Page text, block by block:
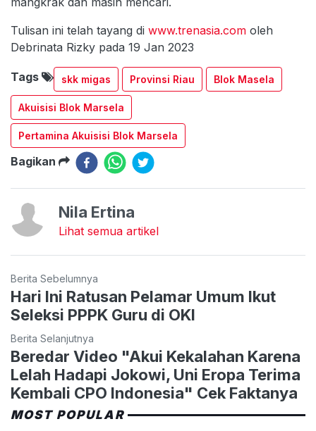
Tulisan ini telah tayang di www.trenasia.com oleh
Debrinata Rizky pada 19 Jan 2023
Tags skk migas Provinsi Riau Blok Masela
Akuisisi Blok Marsela
Pertamina Akuisisi Blok Marsela
Bagikan
Nila Ertina
Lihat semua artikel
Berita Sebelumnya
Hari Ini Ratusan Pelamar Umum Ikut
Seleksi PPPK Guru di OKI
Berita Selanjutnya
Beredar Video "Akui Kekalahan Karena
Lelah Hadapi Jokowi, Uni Eropa Terima
Kembali CPO Indonesia" Cek Faktanya
MOST POPULAR